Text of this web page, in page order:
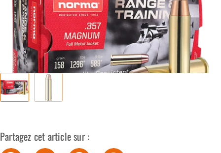
Partagez cet article sur :